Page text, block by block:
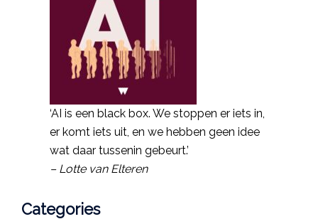
‘AI is een black box. We stoppen er iets in,
er komt iets uit, en we hebben geen idee
wat daar tussenin gebeurt.’
– Lotte van Elteren
Categories